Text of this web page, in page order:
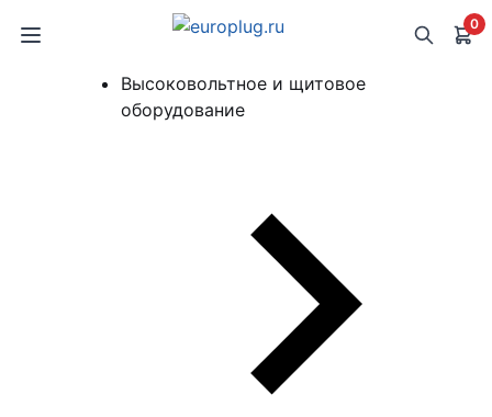
0
Высоковольтное и щитовое
оборудование